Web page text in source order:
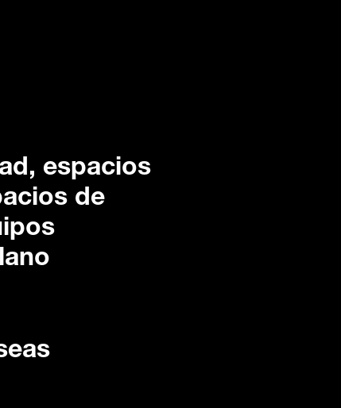
espacios
de